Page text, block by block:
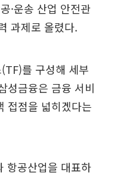
·운송 산업 안전관
과제로 올렸다.
를 구성해 세부
성금융은 금융 서비
접점을 넓히겠다는
항공산업을 대표하